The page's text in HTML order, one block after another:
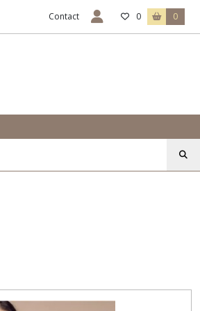
Contact 0 0